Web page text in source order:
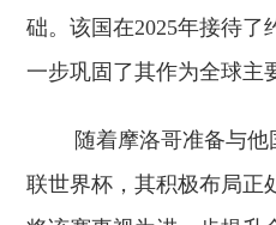
础。该国在2025年接待了
一步巩固了其作为全球主
随着摩洛哥准备与他
联世界杯，其积极布局正